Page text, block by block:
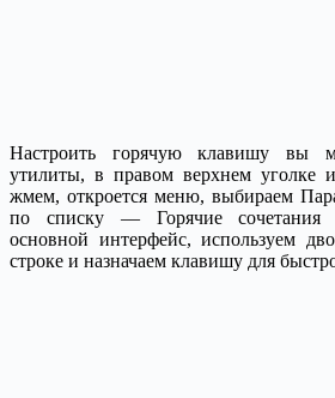
Настроить горячую клавишу вы
утилиты, в правом верхнем уголке
жмем, откроется меню, выбираем
по списку — Горячие
основной интерфейс, используем
строке и назначаем клавишу для